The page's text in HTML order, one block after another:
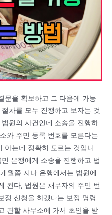
문을 확보하고 그 다음에 가능
차를 모두 진행하고 보자는 것
원의 사건인데 소송을 진행하
와 주민 등록 번호를 모른다는
아는데 정확히 모르는 것입니
은행에게 소송을 진행하고 법
월쯤 지나 은행에서는 법원에
된다, 법원은 채무자의 주민 번
정 신청을 하겠다는 보정 명령
관할 사무소에 가서 초안을 받